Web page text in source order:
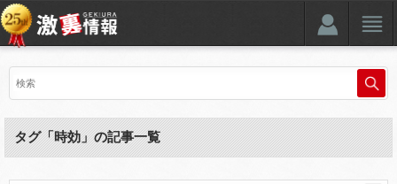
タグ「時効」の記事一覧